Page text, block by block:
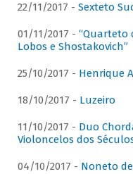
22/11/2017 - Sexteto
01/11/2017 - “Quarteto
Lobos e Shostakovich”
25/10/2017 - Henrique
18/10/2017 - Luzeiro
11/10/2017 - Duo
Violoncelos dos Séculos
04/10/2017 - Noneto